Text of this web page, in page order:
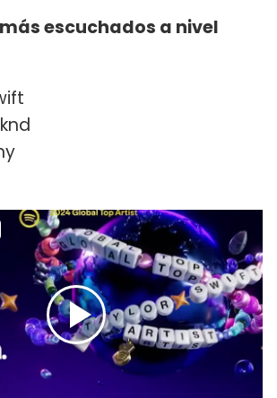
escuchados a nivel